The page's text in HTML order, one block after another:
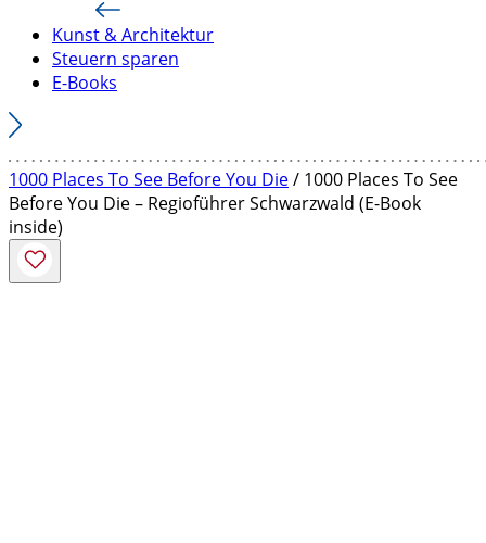
Kunst & Architektur
Steuern sparen
E-Books
1000 Places To See Before You Die/ 1000 Places To See
Before You Die – Regioführer Schwarzwald (E-Book
inside)